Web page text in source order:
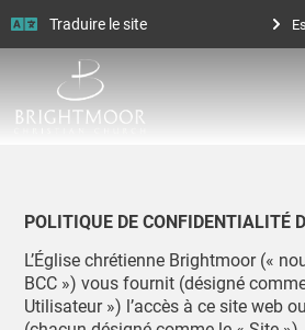
Traduire le site
POLITIQUE DE CONFIDENTIALITÉ
L’Église chrétienne Brightmoor («
BCC ») vous fournit (désigné
Utilisateur ») l’accès à ce site web